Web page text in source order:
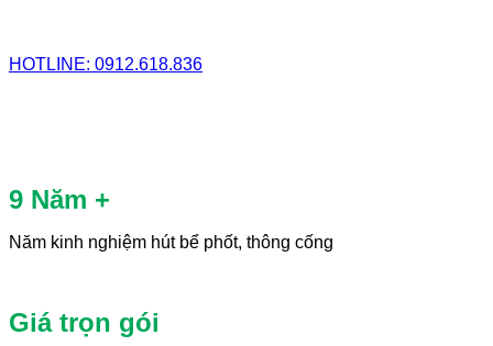
HOTLINE: 0912.618.836
9 Năm +
Năm kinh nghiệm hút bể phốt, thông cống
Giá trọn gói